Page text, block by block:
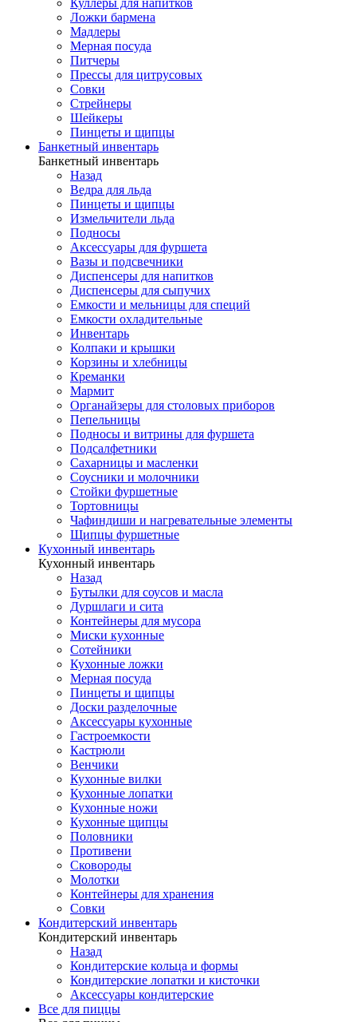
Ложки бармена
Мадлеры
Мерная посуда
Питчеры
Прессы для цитрусовых
Совки
Стрейнеры
Шейкеры
Пинцеты и щипцы
Банкетный инвентарь
Банкетный инвентарь
Назад
Ведра для льда
Пинцеты и щипцы
Измельчители льда
Подносы
Аксессуары для фуршета
Вазы и подсвечники
Диспенсеры для напитков
Диспенсеры для сыпучих
Емкости и мельницы для специй
Емкости охладительные
Инвентарь
Колпаки и крышки
Корзины и хлебницы
Креманки
Мармит
Органайзеры для столовых приборов
Пепельницы
Подносы и витрины для фуршета
Подсалфетники
Сахарницы и масленки
Соусники и молочники
Стойки фуршетные
Тортовницы
Чафиндиши и нагревательные элементы
Щипцы фуршетные
Кухонный инвентарь
Кухонный инвентарь
Назад
Бутылки для соусов и масла
Дуршлаги и сита
Контейнеры для мусора
Миски кухонные
Сотейники
Кухонные ложки
Мерная посуда
Пинцеты и щипцы
Доски разделочные
Аксессуары кухонные
Гастроемкости
Кастрюли
Венчики
Кухонные вилки
Кухонные лопатки
Кухонные ножи
Кухонные щипцы
Половники
Противени
Сковороды
Молотки
Контейнеры для хранения
Совки
Кондитерский инвентарь
Кондитерский инвентарь
Назад
Кондитерские кольца и формы
Кондитерские лопатки и кисточки
Аксессуары кондитерские
Все для пиццы